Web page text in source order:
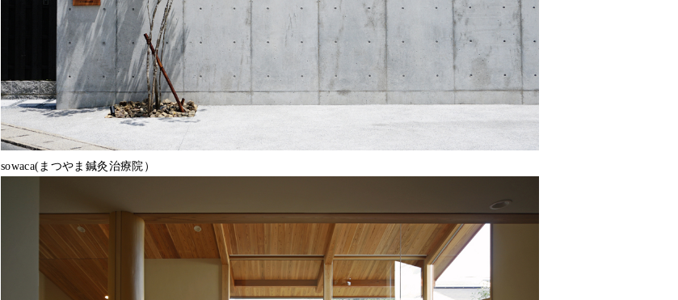
sowaca(まつやま鍼灸治療院）